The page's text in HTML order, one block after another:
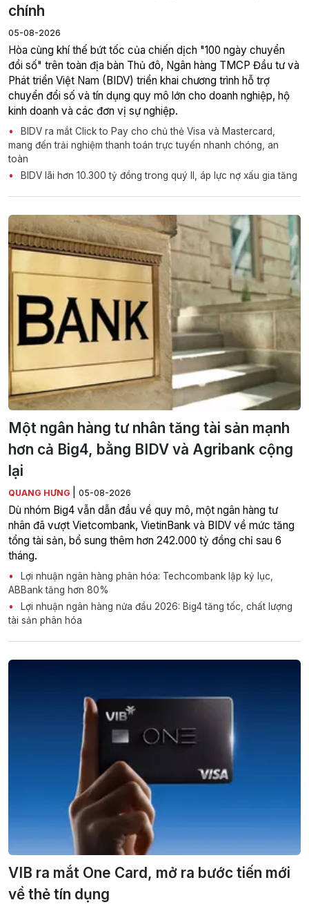
chính
05-08-2026
Hòa cùng khí thế bứt tốc của chiến dịch "100 ngày chuyển
đổi số" trên toàn địa bàn Thủ đô, Ngân hàng TMCP Đầu tư và
Phát triển Việt Nam (BIDV) triển khai chương trình hỗ trợ
chuyển đổi số và tín dụng quy mô lớn cho doanh nghiệp, hộ
kinh doanh và các đơn vị sự nghiệp.
BIDV ra mắt Click to Pay cho chủ thẻ Visa và Mastercard,
mang đến trải nghiệm thanh toán trực tuyến nhanh chóng, an
toàn
BIDV lãi hơn 10.300 tỷ đồng trong quý II, áp lực nợ xấu gia tăng
Một ngân hàng tư nhân tăng tài sản mạnh
hơn cả Big4, bằng BIDV và Agribank cộng
lại
QUANG HƯNG 05-08-2026
Dù nhóm Big4 vẫn dẫn đầu về quy mô, một ngân hàng tư
nhân đã vượt Vietcombank, VietinBank và BIDV về mức tăng
tổng tài sản, bổ sung thêm hơn 242.000 tỷ đồng chỉ sau 6
tháng.
Lợi nhuận ngân hàng phân hóa: Techcombank lập kỷ lục,
ABBank tăng hơn 80%
Lợi nhuận ngân hàng nửa đầu 2026: Big4 tăng tốc, chất lượng
tài sản phân hóa
VIB ra mắt One Card, mở ra bước tiến mới
về thẻ tín dụng